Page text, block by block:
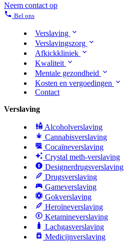
Neem contact op
Bel ons
Verslaving
Verslavingszorg
Afkickkliniek
Kwaliteit
Mentale gezondheid
Kosten en vergoedingen
Contact
Verslaving
Alcoholverslaving
Cannabisverslaving
Cocaïneverslaving
Crystal meth-verslaving
Designerdrugsverslaving
Drugsverslaving
Gameverslaving
Gokverslaving
Heroïneverslaving
Ketamineverslaving
Lachgasverslaving
Medicijnverslaving